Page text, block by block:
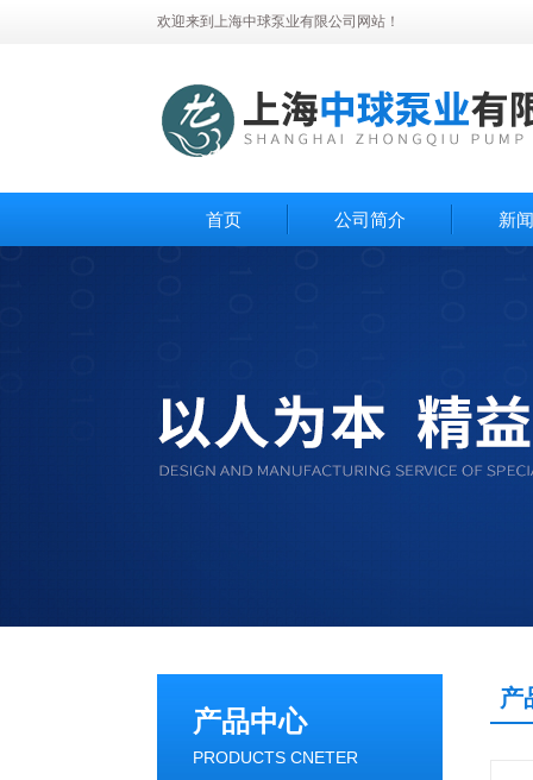
欢迎来到上海中球泵业有限公司网站！
首页 公司简介 新
产品中心
PRODUCTS CNETER
产